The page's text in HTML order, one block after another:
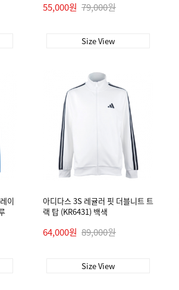
55,000원 79,000원
Size View
이
아디다스 3S 레귤러 핏 더블니트 트
랙 탑 (KR6431) 백색
64,000원 89,000원
Size View